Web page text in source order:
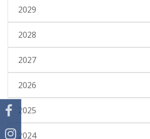
2029
2028
2027
2026
2025
2024